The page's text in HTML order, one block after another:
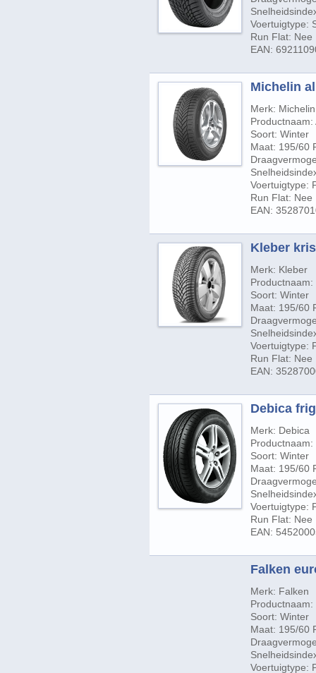
Voertuigtype:
Run Flat: Nee
EAN:
Michelin
Merk: Michelin
Productnaam:
Soort: Winter
Maat: 195/60
Voertuigtype:
Run Flat: Nee
EAN:
Kleber
Merk: Kleber
Soort: Winter
Maat: 195/60
Voertuigtype:
Run Flat: Nee
EAN:
Debica
Merk: Debica
Soort: Winter
Maat: 195/60
Voertuigtype:
Run Flat: Nee
EAN:
Falken
Merk: Falken
Soort: Winter
Maat: 195/60
Voertuigtype: